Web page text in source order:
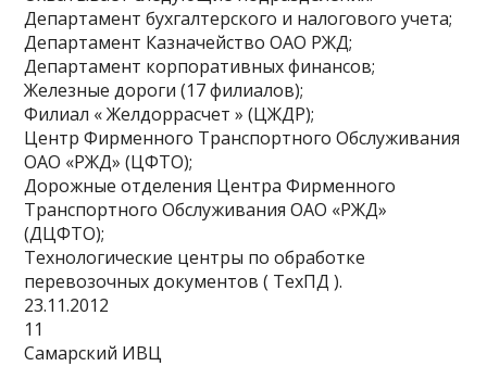
Департамент бухгалтерского и налогового учета;
Департамент Казначейство ОАО РЖД;
Департамент корпоративных финансов;
Железные дороги (17 филиалов);
Филиал « Желдоррасчет » (ЦЖДР);
Центр Фирменного Транспортного Обслуживания
ОАО «РЖД» (ЦФТО);
Дорожные отделения Центра Фирменного
Транспортного Обслуживания ОАО «РЖД»
(ДЦФТО);
Технологические центры по обработке
перевозочных документов ( ТехПД ).
23.11.2012
11
Самарский ИВЦ